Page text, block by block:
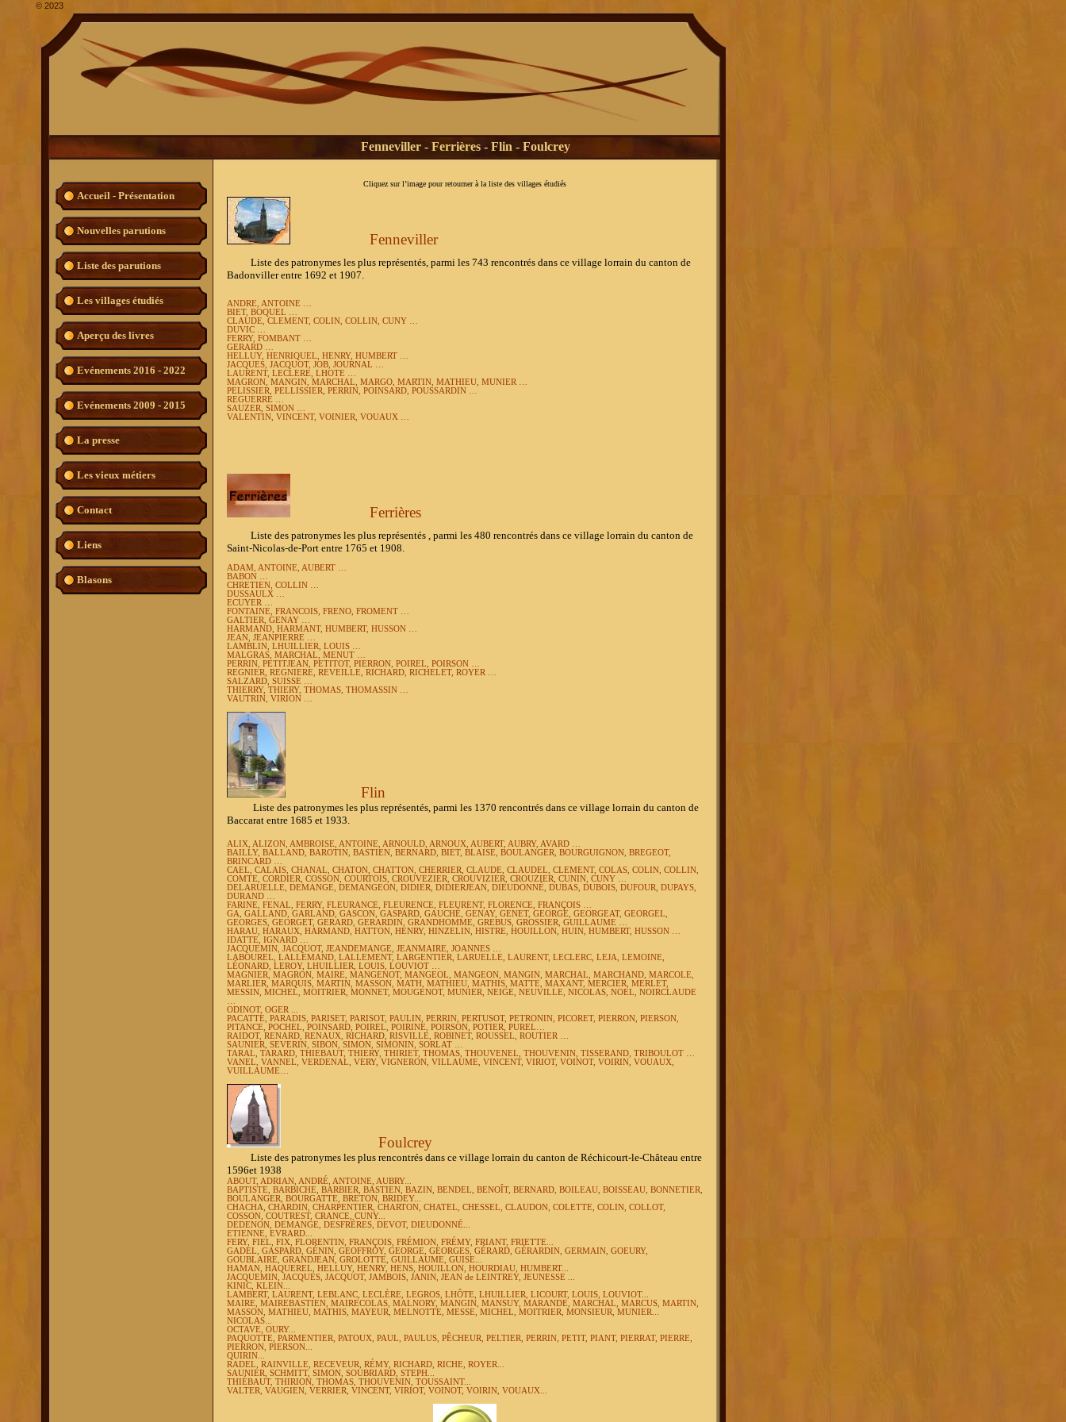
Accueil - Présentation
Nouvelles parutions
Liste des parutions
Les villages étudiés
Aperçu des livres
Evénements 2016 - 2022
Evénements 2009 - 2015
La presse
Les vieux métiers
Contact
Liens
Blasons
Cliquez sur l’image pour retourner à la liste des villages étudiés
Fenneviller
Liste des patronymes les plus représentés, parmi les 743 rencontrés dans ce village lorrain du canton de
Badonviller entre 1692 et 1907.
ANDRE, ANTOINE …
BIET, BOQUEL …
CLAUDE, CLEMENT, COLIN, COLLIN, CUNY …
DUVIC …
FERRY, FOMBANT …
GERARD …
HELLUY, HENRIQUEL, HENRY, HUMBERT …
JACQUES, JACQUOT, JOB, JOURNAL …
LAURENT, LECLERE, LHOTE …
MAGRON, MANGIN, MARCHAL, MARGO, MARTIN, MATHIEU, MUNIER …
PELISSIER, PELLISSIER, PERRIN, POINSARD, POUSSARDIN …
REGUERRE …
SAUZER, SIMON …
VALENTIN, VINCENT, VOINIER, VOUAUX …
Ferrières
Liste des patronymes les plus représentés , parmi les 480 rencontrés dans ce village lorrain du canton de
Saint-Nicolas-de-Port entre 1765 et 1908.
ADAM, ANTOINE, AUBERT …
BABON …
CHRETIEN, COLLIN …
DUSSAULX …
ECUYER …
FONTAINE, FRANCOIS, FRENO, FROMENT …
GALTIER, GENAY …
HARMAND, HARMANT, HUMBERT, HUSSON …
JEAN, JEANPIERRE …
LAMBLIN, LHUILLIER, LOUIS …
MALGRAS, MARCHAL, MENUT …
PERRIN, PETITJEAN, PETITOT, PIERRON, POIREL, POIRSON …
REGNIER, REGNIERE, REVEILLE, RICHARD, RICHELET, ROYER …
SALZARD, SUISSE …
THIERRY, THIERY, THOMAS, THOMASSIN …
VAUTRIN, VIRION …
Flin
Liste des patronymes les plus représentés, parmi les 1370 rencontrés dans ce village lorrain du canton de
Baccarat entre 1685 et 1933.
ALIX, ALIZON, AMBROISE, ANTOINE, ARNOULD, ARNOUX, AUBERT, AUBRY, AVARD …
BAILLY, BALLAND, BAROTIN, BASTIEN, BERNARD, BIET, BLAISE, BOULANGER, BOURGUIGNON, BREGEOT,
BRINCARD …
CAEL, CALAIS, CHANAL, CHATON, CHATTON, CHERRIER, CLAUDE, CLAUDEL, CLEMENT, COLAS, COLIN, COLLIN,
COMTE, CORDIER, COSSON, COURTOIS, CROUVEZIER, CROUVIZIER, CROUZIER, CUNIN, CUNY …
DELARUELLE, DEMANGE, DEMANGEON, DIDIER, DIDIERJEAN, DIEUDONNÉ, DUBAS, DUBOIS, DUFOUR, DUPAYS,
DURAND …
FARINE, FENAL, FERRY, FLEURANCE, FLEURENCE, FLEURENT, FLORENCE, FRANÇOIS …
GA, GALLAND, GARLAND, GASCON, GASPARD, GAUCHÉ, GENAY, GENET, GEORGE, GEORGEAT, GEORGEL,
GEORGES, GEORGET, GERARD, GERARDIN, GRANDHOMME, GREBUS, GROSSIER, GUILLAUME …
HARAU, HARAUX, HARMAND, HATTON, HENRY, HINZELIN, HISTRE, HOUILLON, HUIN, HUMBERT, HUSSON …
IDATTE, IGNARD …
JACQUEMIN, JACQUOT, JEANDEMANGE, JEANMAIRE, JOANNES …
LABOUREL, LALLEMAND, LALLEMENT, LARGENTIER, LARUELLE, LAURENT, LECLERC, LEJA, LEMOINE,
LÉONARD, LEROY, LHUILLIER, LOUIS, LOUVIOT …
MAGNIER, MAGRON, MAIRE, MANGENOT, MANGEOL, MANGEON, MANGIN, MARCHAL, MARCHAND, MARCOLE,
MARLIER, MARQUIS, MARTIN, MASSON, MATH, MATHIEU, MATHIS, MATTE, MAXANT, MERCIER, MERLET,
MESSIN, MICHEL, MOITRIER, MONNET, MOUGENOT, MUNIER, NEIGE, NEUVILLE, NICOLAS, NOEL, NOIRCLAUDE
…
ODINOT, OGER ...
PACATTE, PARADIS, PARISET, PARISOT, PAULIN, PERRIN, PERTUSOT, PETRONIN, PICORET, PIERRON, PIERSON,
PITANCE, POCHEL, POINSARD, POIREL, POIRINE, POIRSON, POTIER, PUREL…
RAIDOT, RENARD, RENAUX, RICHARD, RISVILLE, ROBINET, ROUSSEL, ROUTIER …
SAUNIER, SEVERIN, SIBON, SIMON, SIMONIN, SORLAT …
TARAL, TARARD, THIEBAUT, THIERY, THIRIET, THOMAS, THOUVENEL, THOUVENIN, TISSERAND, TRIBOULOT …
VANEL, VANNEL, VERDENAL, VERY, VIGNERON, VILLAUME, VINCENT, VIRIOT, VOINOT, VOIRIN, VOUAUX,
VUILLAUME…
Foulcrey
Liste des patronymes les plus rencontrés dans ce village lorrain du canton de Réchicourt-le-Château entre
1596et 1938
ABOUT, ADRIAN, ANDRÉ, ANTOINE, AUBRY...
BAPTISTE, BARBICHE, BARBIER, BASTIEN, BAZIN, BENDEL, BENOÎT, BERNARD, BOILEAU, BOISSEAU, BONNETIER,
BOULANGER, BOURGATTE, BRETON, BRIDEY...
CHACHA, CHARDIN, CHARPENTIER, CHARTON, CHATEL, CHESSEL, CLAUDON, COLETTE, COLIN, COLLOT,
COSSON, COUTREST, CRANCE, CUNY...
DEDENON, DEMANGE, DESFRÈRES, DEVOT, DIEUDONNÉ...
ETIENNE, EVRARD...
FERY, FIEL, FIX, FLORENTIN, FRANÇOIS, FRÉMION, FRÉMY, FRIANT, FRIETTE...
GADEL, GASPARD, GÉNIN, GEOFFROY, GEORGE, GEORGES, GÉRARD, GÉRARDIN, GERMAIN, GOEURY,
GOUBLAIRE, GRANDJEAN, GROLOTTE, GUILLAUME, GUISE...
HAMAN, HAQUEREL, HELLUY, HENRY, HENS, HOUILLON, HOURDIAU, HUMBERT...
JACQUEMIN, JACQUES, JACQUOT, JAMBOIS, JANIN, JEAN de LEINTREY, JEUNESSE ...
KINIC, KLEIN...
LAMBERT, LAURENT, LEBLANC, LECLÈRE, LEGROS, LHÔTE, LHUILLIER, LICOURT, LOUIS, LOUVIOT...
MAIRE, MAIREBASTIEN, MAIRECOLAS, MALNORY, MANGIN, MANSUY, MARANDE, MARCHAL, MARCUS, MARTIN,
MASSON, MATHIEU, MATHIS, MAYEUR, MELNOTTE, MESSE, MICHEL, MOITRIER, MONSIEUR, MUNIER...
NICOLAS...
OCTAVE, OURY...
PAQUOTTE, PARMENTIER, PATOUX, PAUL, PAULUS, PÊCHEUR, PELTIER, PERRIN, PETIT, PIANT, PIERRAT, PIERRE,
PIERRON, PIERSON...
QUIRIN...
RADEL, RAINVILLE, RECEVEUR, RÉMY, RICHARD, RICHE, ROYER...
SAUNIER, SCHMITT, SIMON, SOUBRIARD, STEPH...
THIÉBAUT, THIRION, THOMAS, THOUVENIN, TOUSSAINT...
VALTER, VAUGIEN, VERRIER, VINCENT, VIRIOT, VOINOT, VOIRIN, VOUAUX...
Fenneviller - Ferrières - Flin - Foulcrey
© 2023